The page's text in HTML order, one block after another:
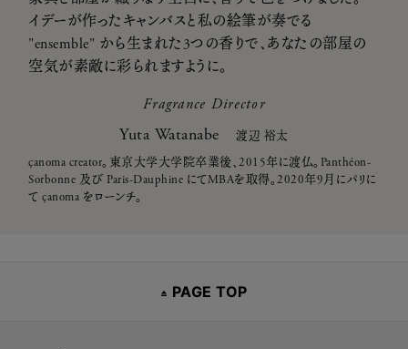
イデーが作ったキャンバスと私の絵筆が奏でる
"ensemble" から生まれた3つの香りで、あなたの部屋の
空気が素敵に彩られますように。
Fragrance Director
Yuta Watanabe 渡辺 裕太
çanoma creator。東京大学大学院卒業後、2015年に渡仏。Panthéon-
Sorbonne 及び Paris-Dauphine にてMBAを取得。2020年9月にパリに
て çanoma をローンチ。
PAGE TOP